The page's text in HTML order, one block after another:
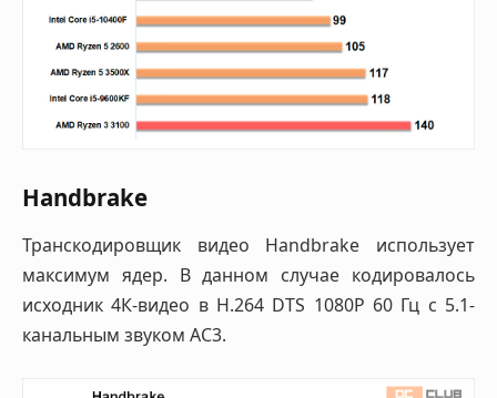
Handbrake
Транскодировщик видео Handbrake использует
максимум ядер. В данном случае кодировалось
исходник 4К-видео в H.264 DTS 1080P 60 Гц с 5.1-
канальным звуком AC3.